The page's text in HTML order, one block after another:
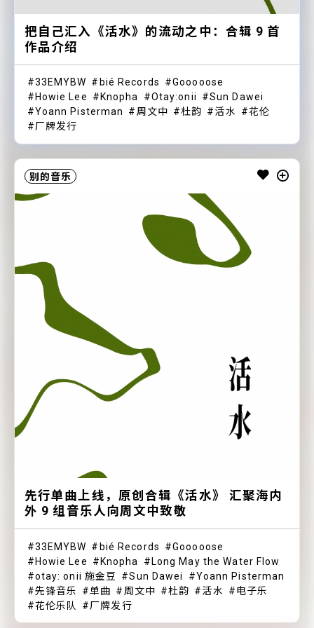
把自己汇入《活水》的流动之中：合辑 9 首
作品介绍
33EMYBW bié Records
Gooooose
Howie Lee
Knopha Otay:onii
Sun Dawei
Yoann Pisterman
周文中 杜韵 活水
花伦
厂牌发行
别的音乐
先行单曲上线，原创合辑《活水》 汇聚海内
外 9 组音乐人向周文中致敬
33EMYBW bié Records
Gooooose
Howie Lee
Knopha
Long May the Water Flow
otay: onii 施金豆
Sun Dawei
Yoann Pisterman
先锋音乐
单曲 周文中 杜韵 活水
电子乐
花伦乐队
厂牌发行